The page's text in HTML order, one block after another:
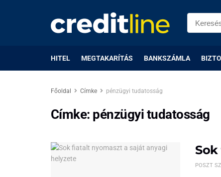
HITEL MEGTAKARÍTÁS BANKSZÁMLA
Főoldal Címke pénzügyi tudatosság
Címke: pénzügyi tudatosság
POSZT